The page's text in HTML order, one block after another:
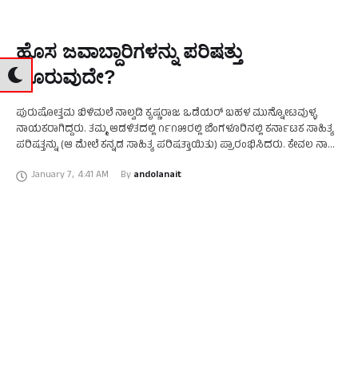
ಹೊಸ ಜವಾಬ್ದಾರಿಗಳನ್ನು ಪರಿಷತ್ತು
ಹೊರುವುದೇ?
ಪುರುಷೋತ್ತಮ ಬಿಳಿಮಲೆ ನಾಲ್ವಡಿ ಕೃಷ್ಣರಾಜ ಒಡೆಯರ್ ಬಹಳ ಮುನ್ನೋಟವುಳ್ಳ
ನಾಯಕರಾಗಿದ್ದರು. ತಮ್ಮ ಆಡಳಿತದಲ್ಲಿ ೧೯೧೫ರಲ್ಲಿ ಬೆಂಗಳೂರಿನಲ್ಲಿ ಕರ್ನಾಟಕ ಸಾಹಿತ್ಯ
ಪರಿಷತ್ತನ್ನು (ಆ ಮೇಲೆ ಕನ್ನಡ ಸಾಹಿತ್ಯ ಪರಿಷತ್ತಾಯಿತು) ಪ್ರಾರಂಭಿಸಿದರು. ಕೇವಲ ನಾಲ್ಕು
January 7, 4:41 AM By andolanait